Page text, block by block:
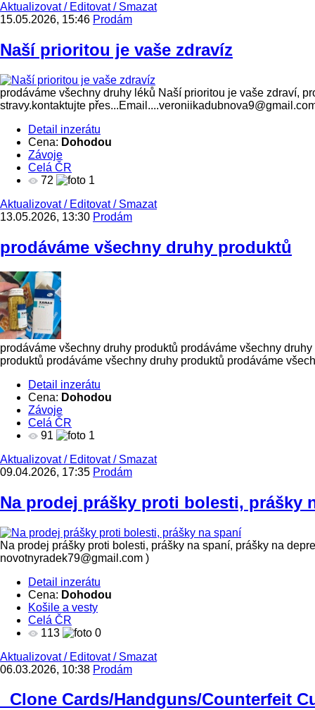
Aktualizovat/ Editovat/ Smazat
15.05.2026, 15:46 Prodám
Naší prioritou je vaše zdravíz
prodáváme všechny druhy léků Naší prioritou je vaše zdraví,
stravy.kontaktujte
Detail inzerátu
Cena: Dohodou
Závoje
Celá ČR
72
1
Aktualizovat/ Editovat/ Smazat
13.05.2026, 13:30 Prodám
prodáváme všechny druhy produktů
prodáváme všechny druhy produktů prodáváme všechny
produktů prodáváme všechny druhy produktů prodáváme
Detail inzerátu
Cena: Dohodou
Závoje
Celá ČR
91
1
Aktualizovat/ Editovat/ Smazat
09.04.2026, 17:35 Prodám
Na prodej prášky proti bolesti, prášky
Na prodej prášky proti bolesti, prášky na spaní, prášky na
novotnyradek79@gmail.com )
Detail inzerátu
Cena: Dohodou
Košile a vesty
Celá ČR
113
0
Aktualizovat/ Editovat/ Smazat
06.03.2026, 10:38 Prodám
Clone Cards/Handguns/Counterfeit